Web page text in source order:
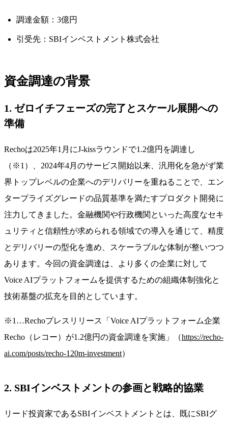
調達金額：3億円
引受先：SBIインベストメント株式会社
資金調達の背景
1. ゼロイチフェーズの完了とスケール展開への
準備
Rechoは2025年1月にJ-kissラウンドで1.2億円を調達し
（※1）、2024年4月のサービス開始以来、汎用化を急がず業
界トップレベルの企業へのデリバリーを重ねることで、エン
タープライズグレードの品質基準を満たすプロダクト開発に
注力してきました。金融機関や行政機関といった高度なセキ
ュリティと信頼性が求められる領域での導入を通じて、精度
とデリバリーの型化を進め、スケーラブルな体制が整いつつ
あります。今回の資金調達は、より多くの企業に対して
Voice AIプラットフォームを提供するための組織体制強化と
技術基盤の拡充を目的としています。
※1…Rechoプレスリリース「Voice AIプラットフォーム企業
Recho（レコー）が1.2億円の資金調達を実施」（https://recho-
ai.com/posts/recho-120m-investment）
2. SBIインベストメントの参画と戦略的協業
リード投資家であるSBIインベストメントとは、既にSBIグ